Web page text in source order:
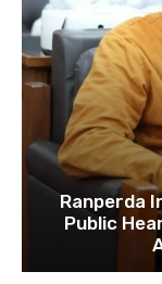
Ranperda
Public